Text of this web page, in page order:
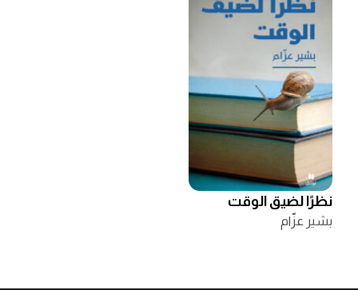
نظرًا لضيق الوقت
بشير عزّام